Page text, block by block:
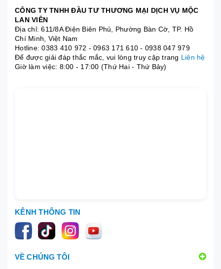
CÔNG TY TNHH ĐẦU TƯ THƯƠNG MẠI DỊCH VỤ MỘC
LAN VIÊN
Địa chỉ: 611/8A Điện Biên Phủ, Phường Bàn Cờ, TP. Hồ
Chí Minh, Việt Nam
Hotline:0383 410 972 - 0963 171 610 - 0938 047 979
Để được giải đáp thắc mắc, vui lòng truy cập trang Liên hệ
Giờ làm việc: 8:00 - 17:00 (Thứ Hai - Thứ Bảy)
KÊNH THÔNG TIN
VỀ CHÚNG TÔI